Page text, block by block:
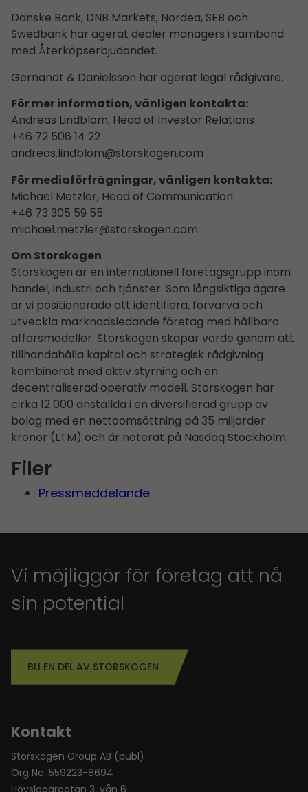
Danske Bank, DNB Markets, Nordea, SEB och
Swedbank har agerat dealer managers i samband
med Återköpserbjudandet.
Gernandt & Danielsson har agerat legal rådgivare.
För mer information, vänligen kontakta:
Andreas Lindblom, Head of Investor Relations
+46 72 506 14 22
andreas.lindblom@storskogen.com
För mediaförfrågningar, vänligen kontakta:
Michael Metzler, Head of Communication
+46 73 305 59 55
michael.metzler@storskogen.com
Om Storskogen
Storskogen är en internationell företagsgrupp inom
handel, industri och tjänster. Som långsiktiga ägare
är vi positionerade att identifiera, förvärva och
utveckla marknadsledande företag med hållbara
affärsmodeller. Storskogen skapar värde genom att
tillhandahålla kapital och strategisk rådgivning
kombinerat med aktiv styrning och en
decentraliserad operativ modell. Storskogen har
cirka 12 000 anställda i en diversifierad grupp av
bolag med en nettoomsättning på 35 miljarder
kronor (LTM) och är noterat på Nasdaq Stockholm.
Filer
Pressmeddelande
Vi möjliggör för företag att nå
sin potential
BLI EN DEL AV STORSKOGEN
Kontakt
Storskogen Group AB (publ)
Org No. 559223-8694